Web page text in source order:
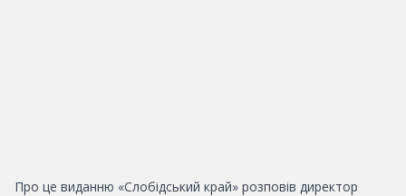
Про це виданню «Слобідський край» розповів директор